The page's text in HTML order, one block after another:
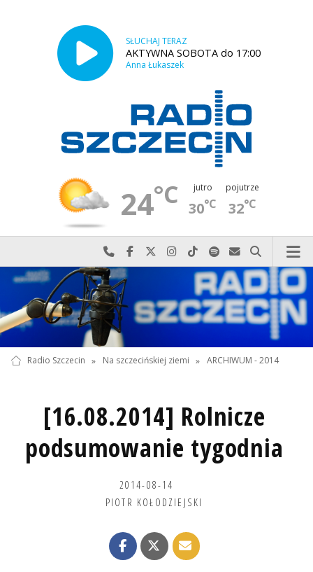
SŁUCHAJ TERAZ
AKTYWNA SOBOTA do 17:00
Anna Łukaszek
24°C jutro
30°C
pojutrze
32°C
Najlepiej po prostu do nas zadzwoń
Odwiedź nas na Facebook-u
Odwiedź nas na X
Odwiedź nas na Instagram-ie
Odwiedź nas na TikTok-u
Szukaj nas na Spotify
Wyślij do nas
Szukaj
Radio Szczecin » Na szczecińskiej ziemi » ARCHIWUM - 2014
[16.08.2014] Rolnicze
podsumowanie tygodnia
2014-08-14
PIOTR KOŁODZIEJSKI